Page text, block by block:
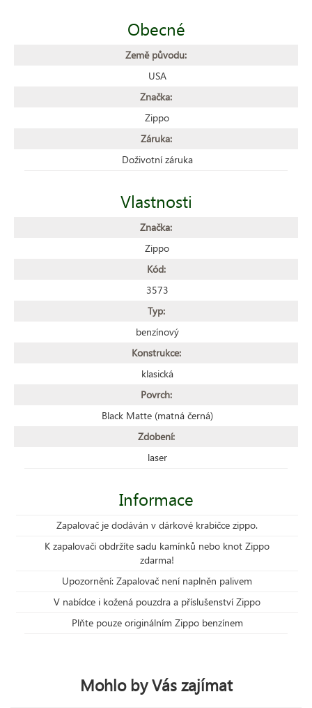
Obecné
Země původu:
USA
Značka:
Zippo
Záruka:
Doživotní záruka
Vlastnosti
Značka:
Zippo
Kód:
3573
Typ:
benzínový
Konstrukce:
klasická
Povrch:
Black Matte (matná černá)
Zdobení:
laser
Informace
Zapalovač je dodáván v dárkové krabičce zippo.
K zapalovači obdržíte sadu kamínků nebo knot Zippo
zdarma!
Upozornění: Zapalovač není naplněn palivem
V nabídce i kožená pouzdra a příslušenství Zippo
Plňte pouze originálním Zippo benzínem
Mohlo by Vás zajímat